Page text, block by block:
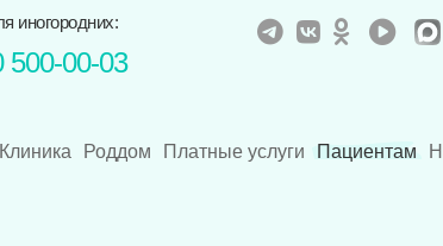
иногородних:
500-00-03
Клиника Роддом Платные услуги Пациентам